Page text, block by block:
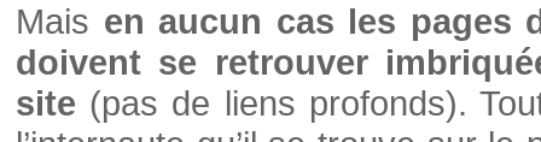
Mais en aucun cas les pages
doivent se retrouver
site (pas de liens profonds).